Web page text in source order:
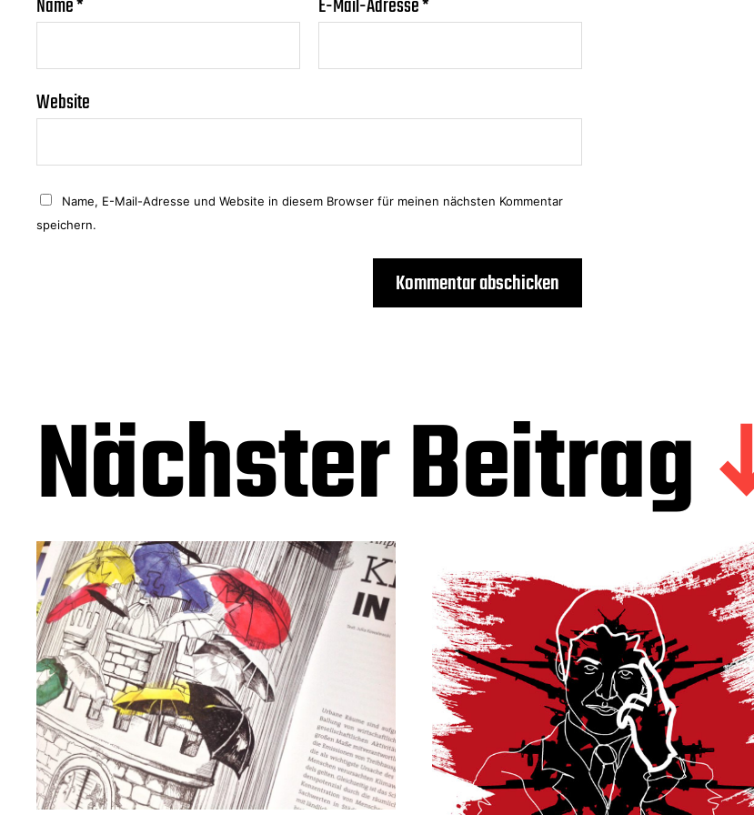
Website
Name, E-Mail-Adresse und Website in diesem Browser für meinen nächsten Kommentar
speichern.
Nächster Beitrag